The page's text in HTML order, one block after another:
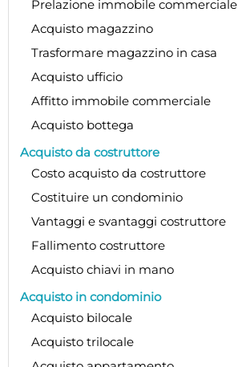
Prelazione immobile commerciale
Acquisto magazzino
Trasformare magazzino in casa
Acquisto ufficio
Affitto immobile commerciale
Acquisto bottega
Acquisto da costruttore
Costo acquisto da costruttore
Costituire un condominio
Vantaggi e svantaggi costruttore
Fallimento costruttore
Acquisto chiavi in mano
Acquisto in condominio
Acquisto bilocale
Acquisto trilocale